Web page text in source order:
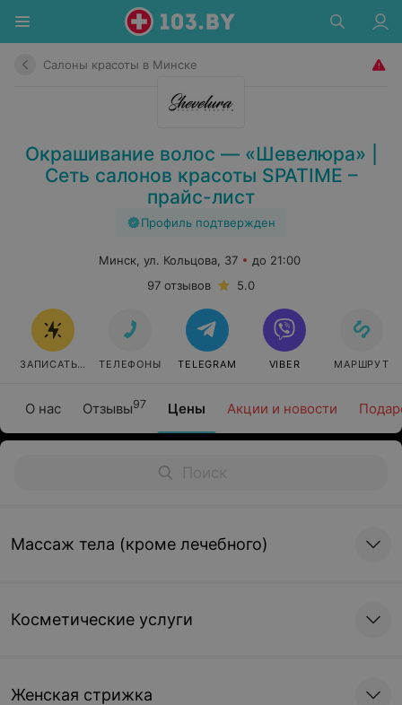
Салоны красоты в Минске
Окрашивание волос — «Шевелюра» |
Сеть салонов красоты SPATIME –
прайс-лист
Профиль подтвержден
О нас Отзывы97 Цены Акции и новости
Минск, ул. Кольцова, 37
до 21:00
97 отзывов
5.0
ЗАПИСАТЬСЯ ТЕЛЕФОНЫ TELEGRAM VIBER МАРШРУТ
Массаж тела (кроме лечебного)
Косметические услуги
Женская стрижка